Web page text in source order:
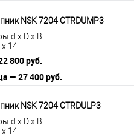
NSK 7204 CTRDUMP3
d x D x B
x 14
800 руб.
— 27 400 руб.
NSK 7204 CTRDULP3
d x D x B
x 14